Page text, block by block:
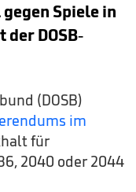
Spiele in
DOSB-
(DOSB)
im
für
2040 oder 2044